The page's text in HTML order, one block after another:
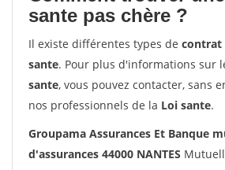
sante pas chère ?
Il existe différentes types de contrat
sante. Pour plus d'informations sur
sante, vous pouvez contacter, sans
nos professionnels de la Loi sante.
Groupama Assurances Et Banque
d'assurances 44000 NANTES